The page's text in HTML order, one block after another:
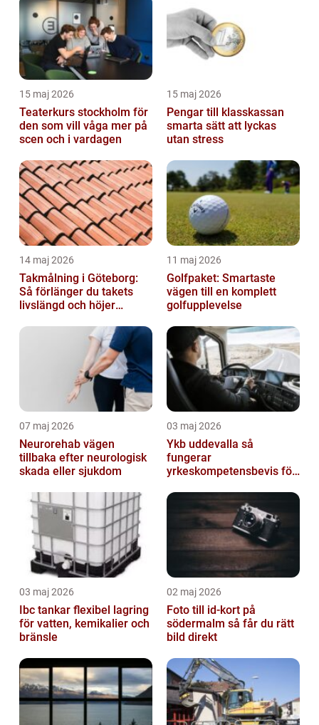
15 maj 2026
Teaterkurs stockholm för
den som vill våga mer på
scen och i vardagen
15 maj 2026
Pengar till klasskassan
smarta sätt att lyckas
utan stress
14 maj 2026
Takmålning i Göteborg:
Så förlänger du takets
livslängd och höjer
11 maj 2026
Golfpaket: Smartaste
vägen till en komplett
golfupplevelse
07 maj 2026
Neurorehab vägen
tillbaka efter neurologisk
skada eller sjukdom
03 maj 2026
Ykb uddevalla så
fungerar
yrkeskompetensbevis för
03 maj 2026
Ibc tankar flexibel lagring
för vatten, kemikalier och
bränsle
02 maj 2026
Foto till id-kort på
södermalm så får du rätt
bild direkt